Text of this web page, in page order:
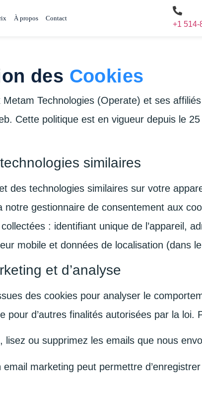
À propos Contact
+1 514-
des Cookies
Technologies (Operate) et ses
Cette politique est en vigueur depuis le
similaires
des technologies similaires sur votre
gestionnaire de consentement aux
: identifiant unique de l’appareil,
mobile et données de localisation (dans
et d’analyse
des cookies pour analyser le
pour d’autres finalités autorisées par la loi.
ou supprimez les emails que nous
marketing peut permettre